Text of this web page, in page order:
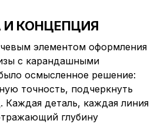
КОНЦЕПЦИЯ
элементом оформления
с карандашными
осмысленное решение:
точность, подчеркнуть
Каждая деталь, каждая линия
глубину